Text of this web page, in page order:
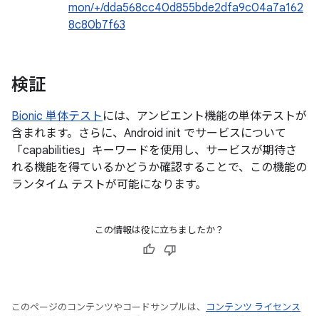
mon/+/dda568cc40d855bde2dfa9c04a7a162
8c80b7f63
検証
Bionic 単体テスト には、アンビエント機能の単体テストが
含まれます。さらに、Android init でサービスについて
「capabilities」キーワードを使用し、サービスが期待さ
れる機能を得ているかどうか確認することで、この機能の
ランタイム テストが可能になります。
この情報は役に立ちましたか？
このページのコンテンツやコードサンプルは、
コンテンツ ライセンス